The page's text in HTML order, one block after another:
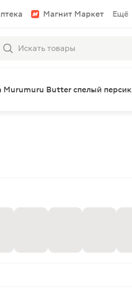
Магнит Маркет Ещё
Murumuru Butter спелый персик